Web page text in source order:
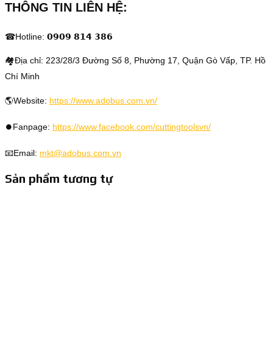
THÔNG TIN LIÊN HỆ:
☎Hotline: 𝟬𝟵𝟬𝟵 𝟴𝟭𝟰 𝟯𝟴𝟲
🏘Địa chỉ: 223/28/3 Đường Số 8, Phường 17, Quận Gò Vấp, TP. Hồ
Chí Minh
🌎Website: https://www.adobus.com.vn/
⏺️Fanpage: https://www.facebook.com/cuttingtoolsvn/
📧Email: mkt@adobus.com.vn
Sản phẩm tương tự